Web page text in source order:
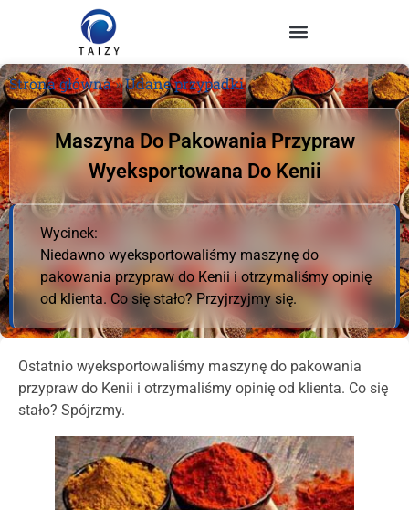
Strona główna»Udane przypadki
Maszyna Do Pakowania Przypraw
Wyeksportowana Do Kenii
Wycinek:
Niedawno wyeksportowaliśmy maszynę do
pakowania przypraw do Kenii i otrzymaliśmy opinię
od klienta. Co się stało? Przyjrzyjmy się.
Ostatnio wyeksportowaliśmy maszynę do pakowania
przypraw do Kenii i otrzymaliśmy opinię od klienta. Co się
stało? Spójrzmy.